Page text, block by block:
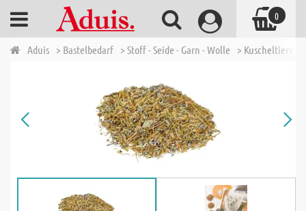
Aduis > Bastelbedarf > Stoff - Seide - Garn - Wolle > Kuscheltiere
0